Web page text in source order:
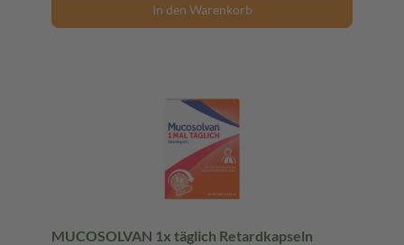
In den Warenkorb
MUCOSOLVAN 1x täglich Retardkapseln